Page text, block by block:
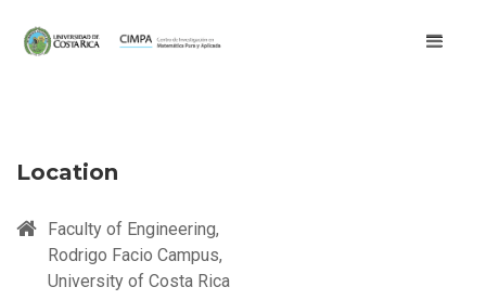
Location
Faculty of Engineering,
Rodrigo Facio Campus,
University of Costa Rica